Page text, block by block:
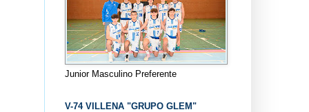
Junior Masculino Preferente
V-74 VILLENA "GRUPO GLEM"